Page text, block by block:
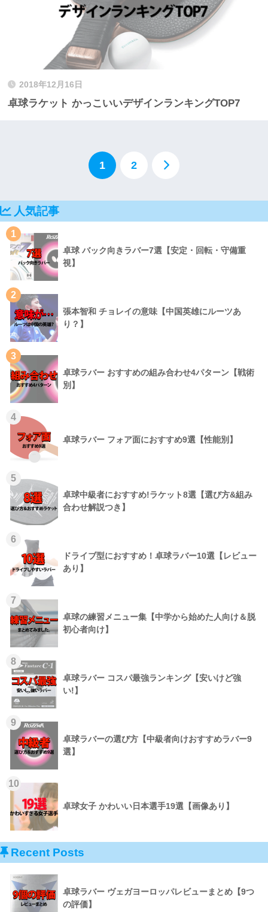
2018年12月16日
卓球ラケット かっこいいデザインランキングTOP7
1 2
人気記事
1
卓球 バック向きラバー7選【安定・回転・守備重
視】
2
張本智和 チョレイの意味【中国英雄にルーツあ
り？】
3
卓球ラバー おすすめの組み合わせ4パターン【戦術
別】
4
卓球ラバー フォア面におすすめ9選【性能別】
5
卓球中級者におすすめ!ラケット8選【選び方&組み
合わせ解説つき】
6
ドライブ型におすすめ！卓球ラバー10選【レビュー
あり】
7
卓球の練習メニュー集【中学から始めた人向け＆脱
初心者向け】
8
卓球ラバー コスパ最強ランキング【安いけど強
い!】
9
卓球ラバーの選び方【中級者向けおすすめラバー9
選】
10
卓球女子 かわいい日本選手19選【画像あり】
Recent Posts
卓球ラバー ヴェガヨーロッパレビューまとめ【9つ
の評価】